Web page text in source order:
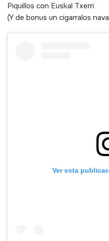
Piquillos con Euskal Txerri
(Y de bonus un cigarralos
Ver esta